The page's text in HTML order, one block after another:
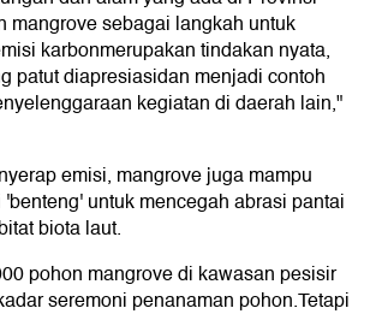
mangrove sebagai langkah untuk
karbonmerupakan tindakan nyata,
patut diapresiasidan menjadi contoh
kegiatan di daerah lain,"
emisi, mangrove juga mampu
untuk mencegah abrasi pantai
biota laut.
pohon mangrove di kawasan pesisir
seremoni penanaman pohon.Tetapi